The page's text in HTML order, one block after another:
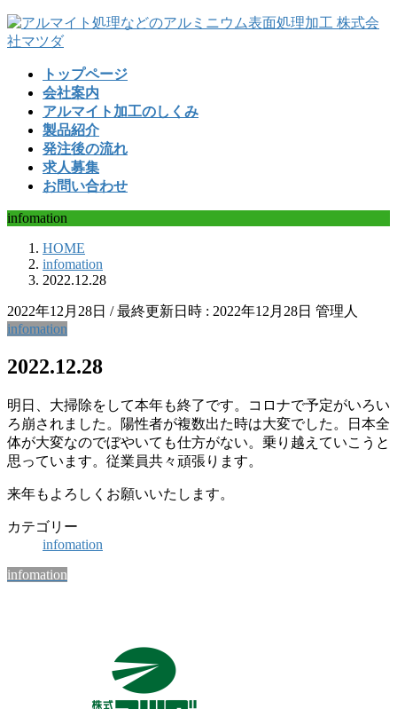
コ
ン
ナ
ビ
トップページ
会社案内
アルマイト加工のしくみ
製品紹介
発注後の流れ
求人募集
お問い合わせ
infomation
HOME
infomation
2022.12.28
2022年12月28日 / 最終更新日時 : 2022年12月28日 管理人
infomation
2022.12.28
明日、大掃除をして本年も終了です。コロナで予定がいろい
ろ崩されました。陽性者が複数出た時は大変でした。日本全
体が大変なのでぼやいても仕方がない。乗り越えていこうと
思っています。従業員共々頑張ります。
来年もよろしくお願いいたします。
カテゴリー
infomation
infomation